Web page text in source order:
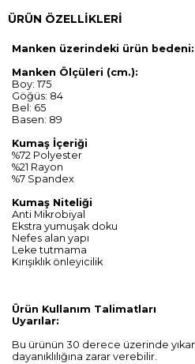
ÜRÜN ÖZELLIKLERI
Manken üzerindeki ürün bedeni:
Manken Ölçüleri (cm.):
Boy: 175
Göğüs: 84
Bel: 65
Basen: 89
Kumaş İçeriği
%72 Polyester
%21 Rayon
%7 Spandex
Kumaş Niteliği
Anti Mikrobiyal
Ekstra yumuşak doku
Nefes alan yapı
Leke tutmama
Kırışıklık önleyicilik
Ürün Kullanım Talimatları
Uyarılar:
Bu ürünün 30 derece üzerinde
dayanıklılığına zarar verebilir.